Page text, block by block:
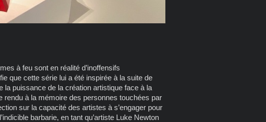
à feu sont en réalité d’inoffensifs
que cette série lui a été inspirée à la suite de
la puissance de la création artistique face à la
rendu à la mémoire des personnes touchées par
sur la capacité des artistes à s’engager pour
barbarie, en tant qu’artiste Luke Newton